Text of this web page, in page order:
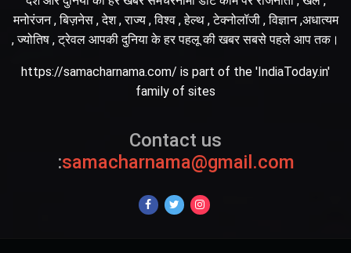
मनोरंजन , बिज़नेस , देश , राज्य , विश्व , हेल्थ , टेक्नोलॉजी , विज्ञान ,अधात्यम
, ज्योतिष , ट्रेवल आपकी दुनिया के हर पहलू की खबर सबसे पहले आप तक।
https://samacharnama.com/ is part of the 'IndiaToday.in'
family of sites
Contact us
:samacharnama@gmail.com